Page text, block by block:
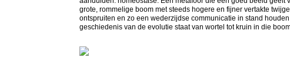
grote, rommelige boom met steeds hogere en fijner vertakte
ontspruiten en zo een wederzijdse communicatie in stand
geschiedenis van de evolutie staat van wortel tot kruin in die